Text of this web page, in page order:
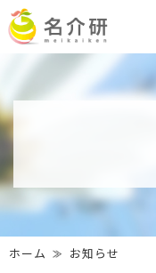
ホーム お知らせ